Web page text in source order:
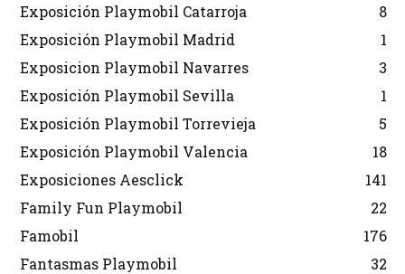
Exposición Playmobil Catarroja
8
Exposición Playmobil Madrid
1
Exposicion Playmobil Navarres
3
Exposición Playmobil Sevilla
1
Exposición Playmobil Torrevieja
5
Exposición Playmobil Valencia
18
Exposiciones Aesclick
141
Family Fun Playmobil
22
Famobil
176
Fantasmas Playmobil
32